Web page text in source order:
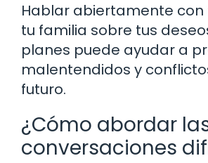
Hablar abiertamente con
tu familia sobre tus
planes puede ayudar a
malentendidos y
futuro.
¿Cómo abordar
conversaciones